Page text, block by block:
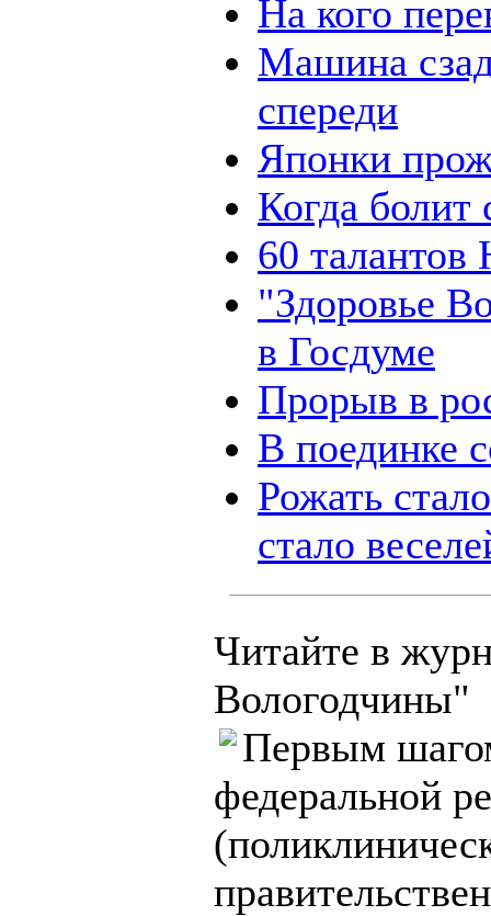
На кого
Машина
спереди
Японки
Когда болит
60
"Здоровье
в Госдуме
Прорыв в
В поединке
Рожать
стало
Читайте в
Вологодчины"
Первым
федеральной